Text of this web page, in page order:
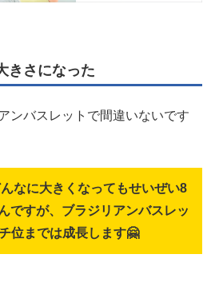
きさになった
ンバスレットで間違いないです
なに大きくなってもせいぜい8
ですが、ブラジリアンバスレッ
位までは成長します🤗